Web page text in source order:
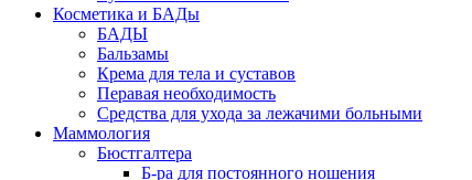
Косметика и БАДы
БАДЫ
Бальзамы
Крема для тела и суставов
Перавая необходимость
Средства для ухода за лежачими больными
Маммология
Бюстгалтера
Б-ра для постоянного ношения